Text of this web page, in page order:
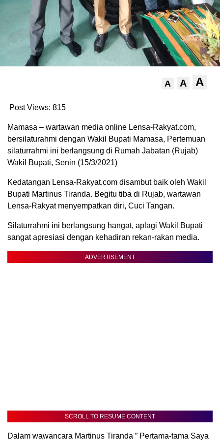
A A A
Post Views: 815
Mamasa – wartawan media online Lensa-Rakyat.com,
bersilaturahmi dengan Wakil Bupati Mamasa, Pertemuan
silaturrahmi ini berlangsung di Rumah Jabatan (Rujab)
Wakil Bupati, Senin (15/3/2021)
Kedatangan Lensa-Rakyat.com disambut baik oleh Wakil
Bupati Martinus Tiranda. Begitu tiba di Rujab, wartawan
Lensa-Rakyat menyempatkan diri, Cuci Tangan.
Silaturrahmi ini berlangsung hangat, aplagi Wakil Bupati
sangat apresiasi dengan kehadiran rekan-rakan media.
ADVERTISEMENT
SCROLL TO RESUME CONTENT
Dalam wawancara Martinus Tiranda ” Pertama-tama Saya